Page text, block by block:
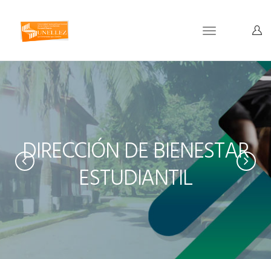
Toggle
DIRECCIÓN DE BIENESTAR
ESTUDIANTIL